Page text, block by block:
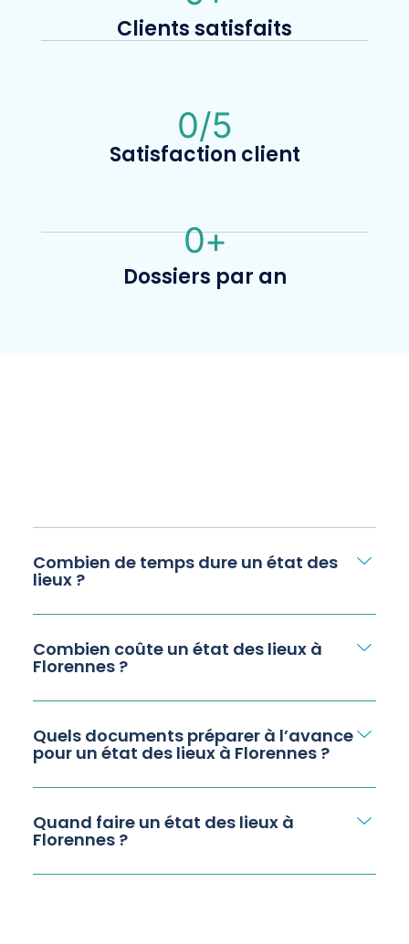
Clients satisfaits
Satisfaction client
0/5
Dossiers par an
0+
Combien de temps dure un état des
lieux ?
Combien coûte un état des lieux à
Florennes ?
Quels documents préparer à l’avance
pour un état des lieux à Florennes ?
Quand faire un état des lieux à
Florennes ?